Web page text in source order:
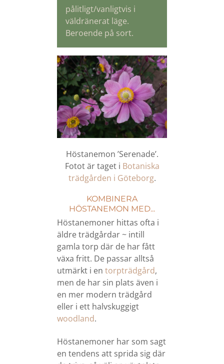
pålitligt/vanligtvis i
väldränerat läge.
Beroende på sort.
Höstanemon ’Serenade’.
Fotot är taget i Botaniska
trädgården i Göteborg.
KOMBINERA
HÖSTANEMON MED...
Höstanemoner hittas ofta i
äldre trädgårdar ~ intill
gamla torp där de har fått
växa fritt. De passar alltså
utmärkt i en torpträdgård,
men de har sin plats även i
en mer modern trädgård
eller i ett halvskuggigt
woodland.
Höstanemoner har som sagt
en tendens att sprida sig där